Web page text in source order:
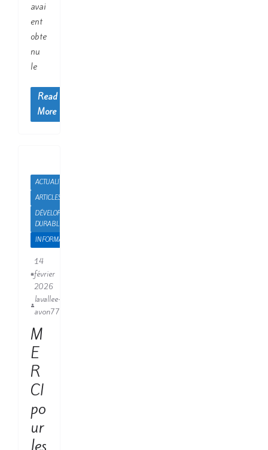
avai
ent
obte
nu
le
Read
More
ACTUALITÉS
ARTICLES
DÉVELOPPEMENT
DURABLE
INFORMATIONS
14
février
2026
lavallee-
avon77
M
E
R
CI
po
ur
les